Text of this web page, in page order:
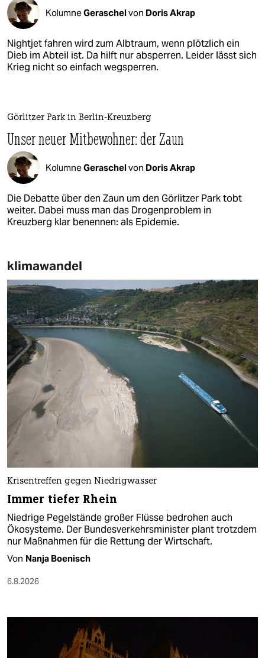
KolumneGeraschelvon Doris Akrap
Nightjet fahren wird zum Albtraum, wenn plötzlich ein
Dieb im Abteil ist. Da hilft nur absperren. Leider lässt sich
Krieg nicht so einfach wegsperren.
Görlitzer Park in Berlin-Kreuzberg
Unser neuer Mitbewohner: der Zaun
KolumneGeraschelvon Doris Akrap
Die Debatte über den Zaun um den Görlitzer Park tobt
weiter. Dabei muss man das Drogenproblem in
Kreuzberg klar benennen: als Epidemie.
klimawandel
Krisentreffen gegen Niedrigwasser
Immer tiefer Rhein
Niedrige Pegelstände großer Flüsse bedrohen auch
Ökosysteme. Der Bundesverkehrsminister plant trotzdem
nur Maßnahmen für die Rettung der Wirtschaft.
Von Nanja Boenisch
6.8.2026